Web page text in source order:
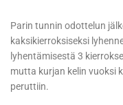
Parin tunnin odottelun
kaksikierroksiseksi
lyhentämisestä 3
mutta kurjan kelin vuoksi
peruttiin.